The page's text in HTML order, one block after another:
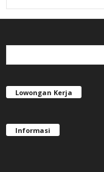
Lowongan Kerja
Informasi